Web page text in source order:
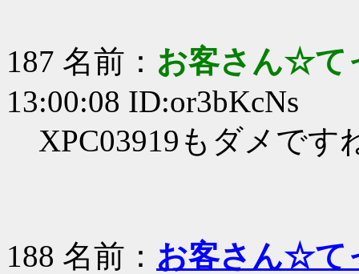
187 名前： お客さん☆て
13:00:08 ID:or3bKcNs
XPC03919もダメです
188 名前： お客さん☆て